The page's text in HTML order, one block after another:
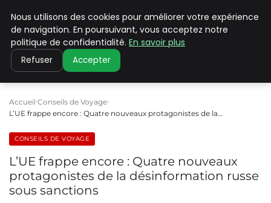
PILAT PATRIMOINES
Accueil Conseils de Voyage
L’UE frappe encore : Quatre nouveaux protagonistes de la…
CONSEILS DE VOYAGE
L’UE frappe encore : Quatre nouveaux
protagonistes de la désinformation russe
sous sanctions
Nous utilisons des cookies pour améliorer votre expérience
de navigation. En poursuivant, vous acceptez notre
politique de confidentialité. En savoir plus
Refuser Accepter